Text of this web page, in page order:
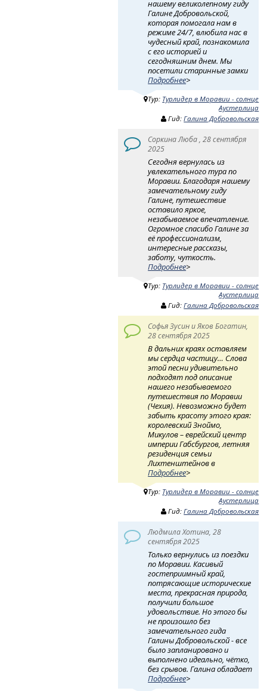
нашему великолепному гиду
Галине Добровольской,
которая помогала нам в
режиме 24/7, влюбила нас в
чудесный край, познакомила
с его историей и
сегодняшним днем. Мы
посетили старинные замки
Подробнее>
Тур: Турлидер в Моравии - солнце
Аустерлица
Гид:Галина Добровольская
Соркина Люба , 28 сентября
2025
Сегодня вернулась из
увлекательного тура по
Моравии. Благодаря нашему
замечательному гиду
Галине, путешествие
оставило яркое,
незабываемое впечатление.
Огромное спасибо Галине за
её профессионализм,
интересные рассказы,
заботу, чуткость.
Подробнее>
Тур: Турлидер в Моравии - солнце
Аустерлица
Гид:Галина Добровольская
Софья Зусин и Яков Богатин,
28 сентября 2025
В дальних краях оставляем
мы сердца частицу… Слова
этой песни удивительно
подходят под описание
нашего незабываемого
путешествия по Моравии
(Чехия). Невозможно будет
забыть красоту этого края:
королевский Зноймо,
Микулов – еврейский центр
империи Габсбургов, летняя
резиденция семьи
Лихтенштейнов в
Подробнее>
Тур: Турлидер в Моравии - солнце
Аустерлица
Гид:Галина Добровольская
Людмила Хотина, 28
сентября 2025
Только вернулись из поездки
по Моравии. Касивый
гостеприимный край,
потрясающие исторические
места, прекрасная природа,
получили большое
удовольствие. Но этого бы
не произошло без
замечательного гида
Галины Добровольской - все
было запланировано и
выполнено идеально, чётко,
без срывов. Галина обладает
Подробнее>